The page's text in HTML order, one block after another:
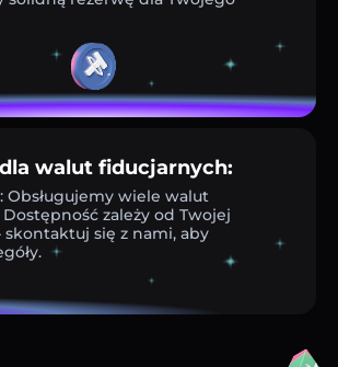
walut fiducjarnych:
Obsługujemy wiele walut
zależy od Twojej
się z nami, aby